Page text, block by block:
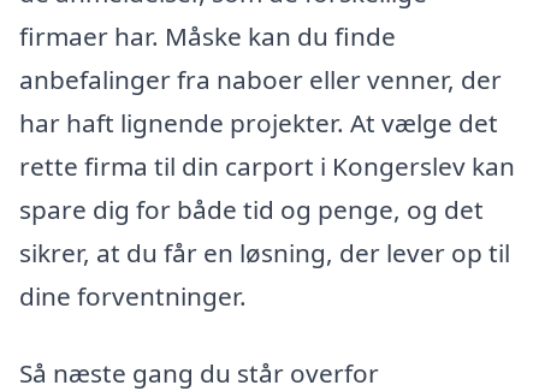
firmaer har. Måske kan du finde
anbefalinger fra naboer eller venner, der
har haft lignende projekter. At vælge det
rette firma til din carport i Kongerslev kan
spare dig for både tid og penge, og det
sikrer, at du får en løsning, der lever op til
dine forventninger.
Så næste gang du står overfor